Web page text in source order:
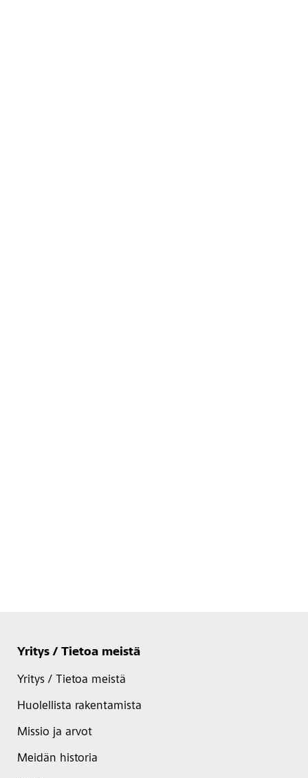
Yritys / Tietoa meistä
Yritys / Tietoa meistä
Huolellista rakentamista
Missio ja arvot
Meidän historia